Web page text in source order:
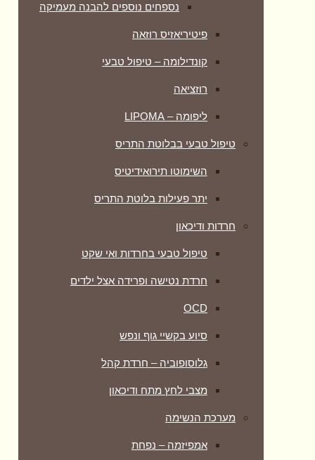
נספחים נוספים להבנה מעמיקה
פיטיריאזיס רוזאה
קונדילומה – טיפול טבעי
רוזציאה
ליפומה – LIPOMA
טיפול טבעי בבלוטת התריס
השימוטו תירואידיטיס
יתר פעילות בלוטת התריס
חרדות ודיכאון
טיפול טבעי בחרדות ואי שקט
חרדת נטישה ופרידה אצל ילדים
OCD
סיוע בקשיי גוף ונפש
גלוסופוביה – חרדת קהל
מצבי לחץ מתח ודיכאון
מערכת הנשימה
אמפיזמה – נפחת